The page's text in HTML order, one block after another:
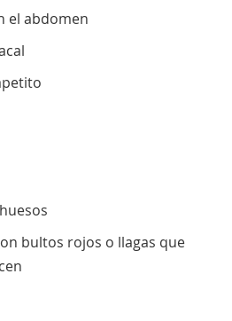
el abdomen
bultos rojos o llagas que